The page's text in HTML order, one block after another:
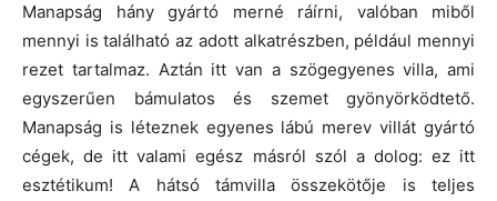
Manapság hány gyártó merné ráírni, valóban miből
mennyi is található az adott alkatrészben, például mennyi
rezet tartalmaz. Aztán itt van a szögegyenes villa, ami
egyszerűen bámulatos és szemet gyönyörködtető.
Manapság is léteznek egyenes lábú merev villát gyártó
cégek, de itt valami egész másról szól a dolog: ez itt
esztétikum! A hátsó támvilla összekötője is teljes